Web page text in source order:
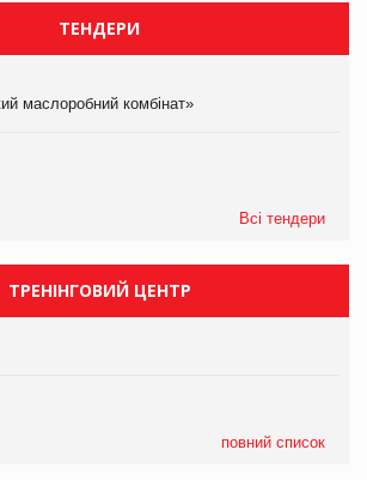
ТЕНДЕРИ
маслоробний комбінат»
Всі тендери
ТРЕНІНГОВИЙ ЦЕНТР
повний список